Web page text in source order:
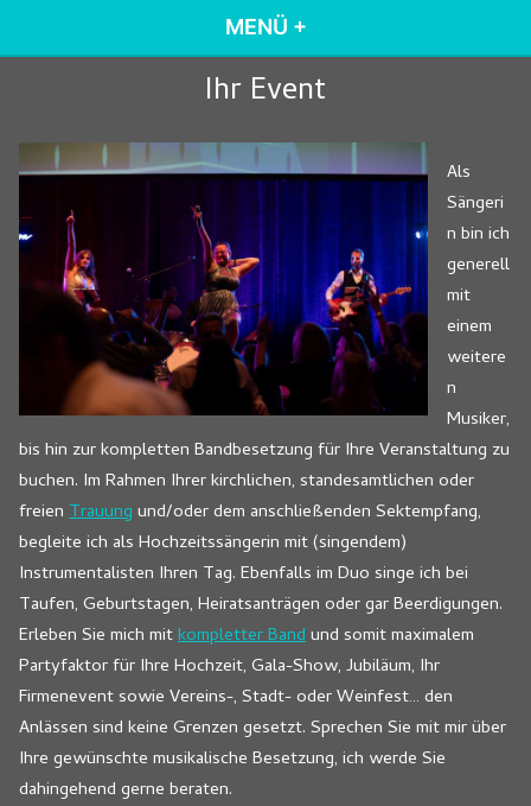
MENÜ +
Ihr Event
Als
Sängeri
n bin ich
generell
mit
einem
weitere
n
Musiker,
bis hin zur kompletten Bandbesetzung für Ihre Veranstaltung zu
buchen. Im Rahmen Ihrer kirchlichen, standesamtlichen oder
freien Trauung und/oder dem anschließenden Sektempfang,
begleite ich als Hochzeitssängerin mit (singendem)
Instrumentalisten Ihren Tag. Ebenfalls im Duo singe ich bei
Taufen, Geburtstagen, Heiratsanträgen oder gar Beerdigungen.
Erleben Sie mich mitkompletter Bandund somit maximalem
Partyfaktor für Ihre Hochzeit, Gala-Show, Jubiläum, Ihr
Firmenevent sowie Vereins-, Stadt- oder Weinfest… den
Anlässen sind keine Grenzen gesetzt. Sprechen Sie mit mir über
Ihre gewünschte musikalische Besetzung, ich werde Sie
dahingehend gerne beraten.